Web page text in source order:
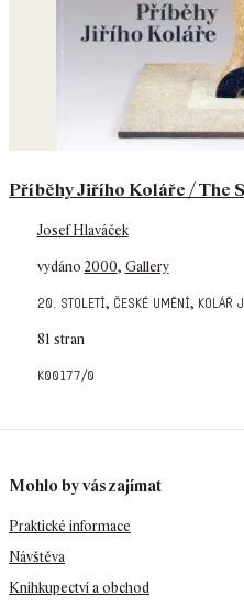
Příběhy Jiřího Koláře / The
Josef Hlaváček
vydáno 2000, Gallery
20. století, české umění, kolář
81 stran
k00177/0
Mohlo by vás zajímat
Praktické informace
Návštěva
Knihkupectví a obchod